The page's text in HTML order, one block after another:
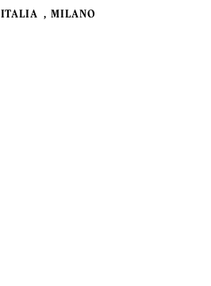
ITALIA MILANO